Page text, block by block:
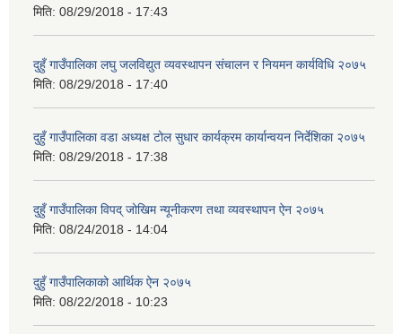
मिति: 08/29/2018 - 17:43
दुहुँ गाउँपालिका लघु जलविद्युत व्यवस्थापन संचालन र नियमन कार्यविधि २०७५
मिति: 08/29/2018 - 17:40
दुहुँ गाउँपालिका वडा अध्यक्ष टोल सुधार कार्यक्रम कार्यान्वयन निर्देशिका २०७५
मिति: 08/29/2018 - 17:38
दुहुँ गाउँपालिका विपद् जोखिम न्यूनीकरण तथा व्यवस्थापन ऐन २०७५
मिति: 08/24/2018 - 14:04
दुहुँ गाउँपालिकाको आर्थिक ऐन २०७५
मिति: 08/22/2018 - 10:23